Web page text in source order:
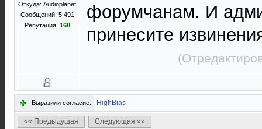
Откуда: Audioplanet
Сообщений: 5 491
Репутация: 168
форумчанам. И
принесите
Выразили согласие: HighBias
«« Предыдущая Следующая »»